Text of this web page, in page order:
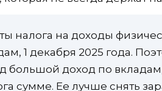
налога на доходы
1 декабря 2025 года.
большой доход по
сумме. Ее лучше снять